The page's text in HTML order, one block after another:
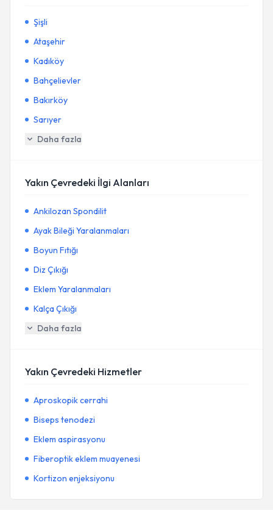
Şişli
Ataşehir
Kadıköy
Bahçelievler
Bakırköy
Sarıyer
Daha fazla
Yakın Çevredeki İlgi Alanları
Ankilozan Spondilit
Ayak Bileği Yaralanmaları
Boyun Fıtığı
Diz Çıkığı
Eklem Yaralanmaları
Kalça Çıkığı
Daha fazla
Yakın Çevredeki Hizmetler
Aproskopik cerrahi
Biseps tenodezi
Eklem aspirasyonu
Fiberoptik eklem muayenesi
Kortizon enjeksiyonu